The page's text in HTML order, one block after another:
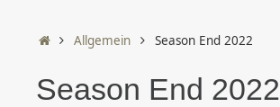
StartAllgemein Season End 2022
Season End 2022